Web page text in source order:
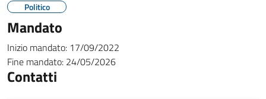
Politico
Mandato
Inizio mandato: 17/09/2022
Fine mandato: 24/05/2026
Contatti